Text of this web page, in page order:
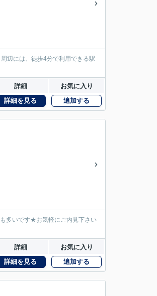
辺には、徒歩4分で利用できる駅
詳細 お気に入り
詳細を見る 追加する
多いです★お気軽にご内見下さい
詳細 お気に入り
詳細を見る 追加する